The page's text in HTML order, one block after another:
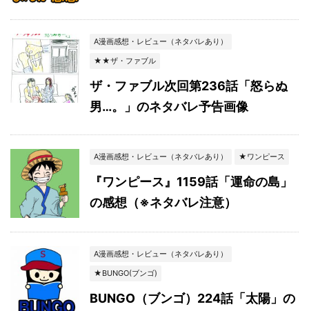
A漫画感想・レビュー（ネタバレあり）
★★ザ・ファブル
ザ・ファブル次回第236話「怒らぬ
男…。」のネタバレ予告画像
A漫画感想・レビュー（ネタバレあり） ★ワンピース
『ワンピース』1159話「運命の島」
の感想（※ネタバレ注意）
A漫画感想・レビュー（ネタバレあり）
★BUNGO(ブンゴ)
BUNGO（ブンゴ）224話「太陽」の